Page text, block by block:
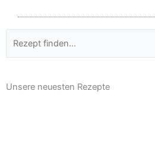
Unsere neuesten Rezepte